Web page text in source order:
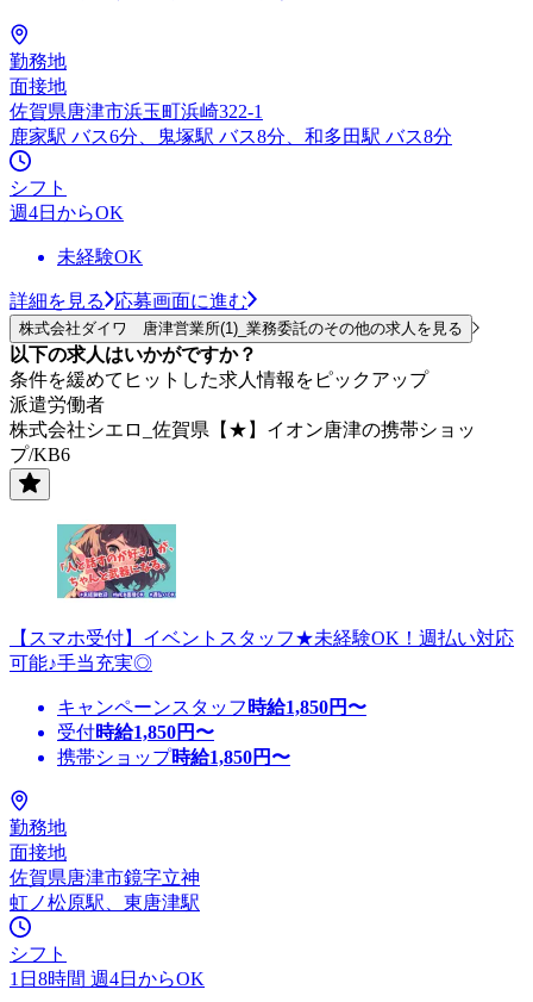
勤務地
面接地
佐賀県唐津市浜玉町浜崎322-1
鹿家駅 バス6分、鬼塚駅 バス8分、和多田駅 バス8分
シフト
週4日からOK
未経験OK
詳細を見る 応募画面に進む
株式会社ダイワ 唐津営業所(1)_業務委託のその他の求人を見る
以下の求人はいかがですか？
条件を緩めてヒットした求人情報をピックアップ
派遣労働者
株式会社シエロ_佐賀県【★】イオン唐津の携帯ショッ
プ/KB6
【スマホ受付】イベントスタッフ★未経験OK！週払い対応
可能♪手当充実◎
キャンペーンスタッフ 時給1,850円〜
受付時給1,850円〜
携帯ショップ時給1,850円〜
勤務地
面接地
佐賀県唐津市鏡字立神
虹ノ松原駅、東唐津駅
シフト
1日8時間 週4日からOK